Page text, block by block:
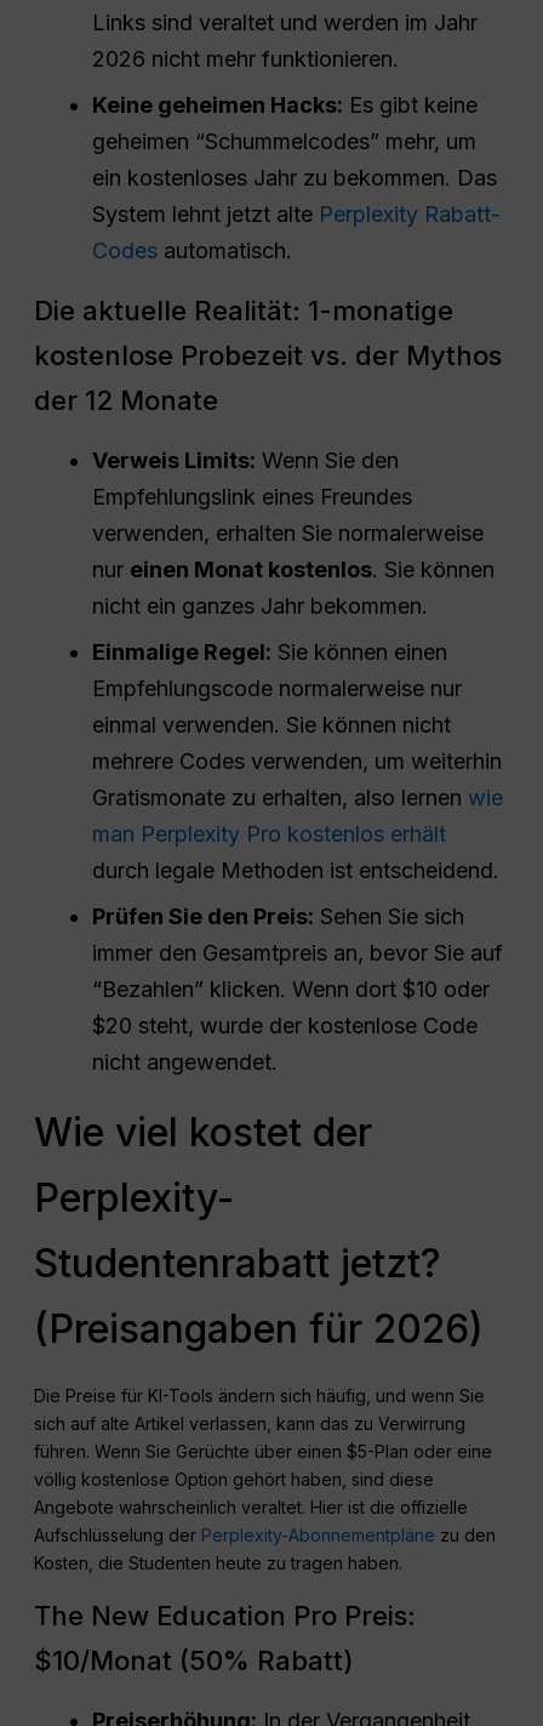
Links sind veraltet und werden im Jahr
2026 nicht mehr funktionieren.
Keine geheimen Hacks: Es gibt keine
geheimen “Schummelcodes” mehr, um
ein kostenloses Jahr zu bekommen. Das
System lehnt jetzt alte Perplexity Rabatt-
Codes automatisch.
Die aktuelle Realität: 1-monatige
kostenlose Probezeit vs. der Mythos
der 12 Monate
Verweis Limits: Wenn Sie den
Empfehlungslink eines Freundes
verwenden, erhalten Sie normalerweise
nur einen Monat kostenlos. Sie können
nicht ein ganzes Jahr bekommen.
Einmalige Regel: Sie können einen
Empfehlungscode normalerweise nur
einmal verwenden. Sie können nicht
mehrere Codes verwenden, um weiterhin
Gratismonate zu erhalten, also lernen wie
man Perplexity Pro kostenlos erhält
durch legale Methoden ist entscheidend.
Prüfen Sie den Preis: Sehen Sie sich
immer den Gesamtpreis an, bevor Sie auf
“Bezahlen” klicken. Wenn dort $10 oder
$20 steht, wurde der kostenlose Code
nicht angewendet.
Wie viel kostet der
Perplexity-
Studentenrabatt jetzt?
(Preisangaben für 2026)
Die Preise für KI-Tools ändern sich häufig, und wenn Sie
sich auf alte Artikel verlassen, kann das zu Verwirrung
führen. Wenn Sie Gerüchte über einen $5-Plan oder eine
völlig kostenlose Option gehört haben, sind diese
Angebote wahrscheinlich veraltet. Hier ist die offizielle
Aufschlüsselung der Perplexity-Abonnementpläne zu den
Kosten, die Studenten heute zu tragen haben.
The New Education Pro Preis:
$10/Monat (50% Rabatt)
Preiserhöhung: In der Vergangenheit